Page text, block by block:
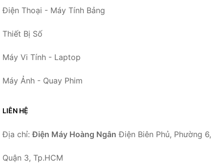
Điện Thoại - Máy Tính Bảng
Thiết Bị Số
Máy Vi Tính - Laptop
Máy Ảnh - Quay Phim
LIÊN HỆ
Địa chỉ:Điện Máy Hoàng Ngân Điện Biên Phủ, Phường 6,
Quận 3, Tp.HCM